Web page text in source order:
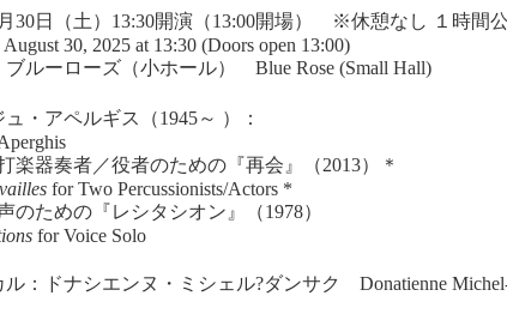
30日（土）13:30開演（13:00開場） ※休憩なし １時間
August 30, 2025 at 13:30 (Doors open 13:00)
ブルーローズ（小ホール） Blue Rose (Small Hall)
ュ・アペルギス（1945～ ）：
楽器奏者／役者のための『再会』（2013）＊
for Two Percussionists/Actors *
のための『レシタシオン』（1978）
for Voice Solo
ル：ドナシエンヌ・ミシェル?ダンサク Donatienne Michel-